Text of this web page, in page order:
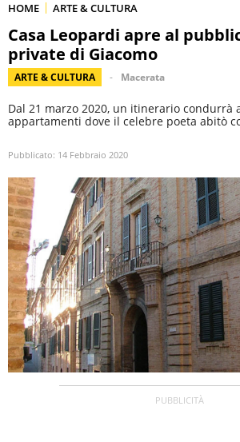
HOME ARTE & CULTURA
Casa Leopardi apre al
private di Giacomo
ARTE & CULTURA Macerata
Dal 21 marzo 2020, un itinerario condurrà
appartamenti dove il celebre poeta abitò
Pubblicato: 14 Febbraio 2020